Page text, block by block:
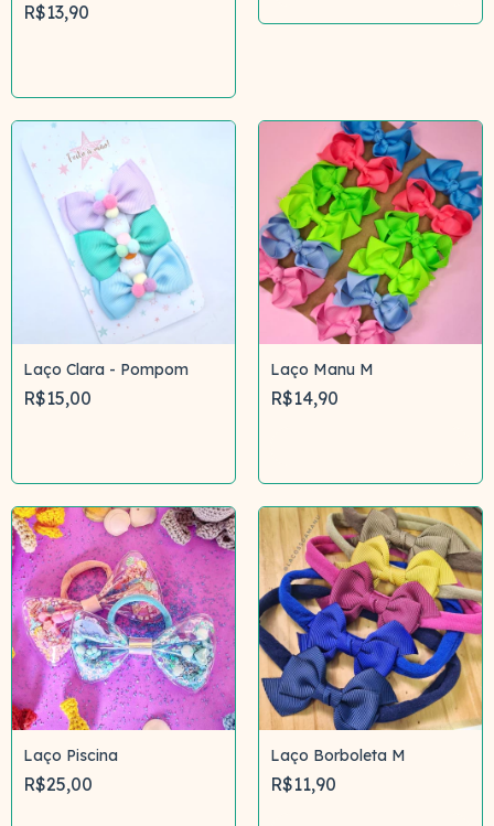
R$13,90
Laço Clara - Pompom
R$15,00
Laço Manu M
R$14,90
Laço Piscina
R$25,00
Laço Borboleta M
R$11,90